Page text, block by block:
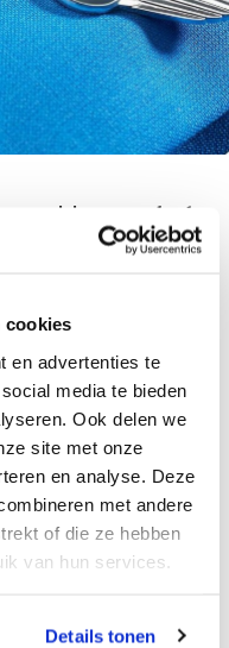
cookies
en advertenties te
media te bieden
Ook delen we
site met onze
en analyse. Deze
met andere
of die ze hebben
van hun services.
Details tonen
markt de
en innovatieve
op een
de prestaties van
te maken,
bijgedragen aan
Real Estate visie,
gebruik en
KLM
of Working : een
om elkaar te